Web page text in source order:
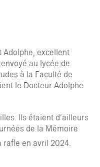
OU ESC POUR FERMER
Adolphe, excellent
au lycée de
à la Faculté de
le Docteur Adolphe
Ils étaient d’ailleurs
de la Mémoire
rafle en avril 2024.